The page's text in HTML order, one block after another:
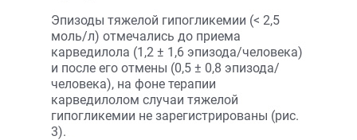
Эпизоды тяжелой гипогликемии (< 2,5
моль/л) отмечались до приема
карведилола (1,2 ± 1,6 эпизода/человека)
и после его отмены (0,5 ± 0,8 эпизода/
человека), на фоне терапии
карведилолом случаи тяжелой
гипогликемии не зарегистрированы (рис.
3).